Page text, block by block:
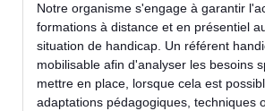
Notre organisme s'engage à garantir
formations à distance et en présentiel
situation de handicap. Un référent
mobilisable afin d'analyser les besoins
mettre en place, lorsque cela est
adaptations pédagogiques, techniques